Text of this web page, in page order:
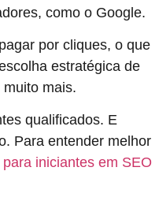
como o Google.
por cliques, o que
estratégica de
mais.
qualificados. E
Para entender melhor
iniciantes em SEO